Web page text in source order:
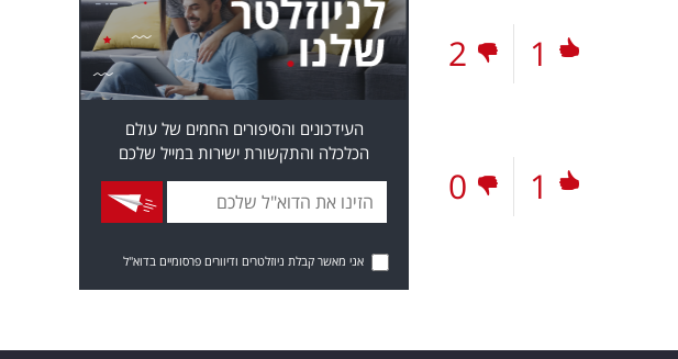
1
2
1
0
העידכונים והסיפורים החמים של עולם
הכלכלה והתקשורת ישירות במייל שלכם
אני מאשר קבלת ניוזלטרים ודיוורים פרסומיים בדוא"ל